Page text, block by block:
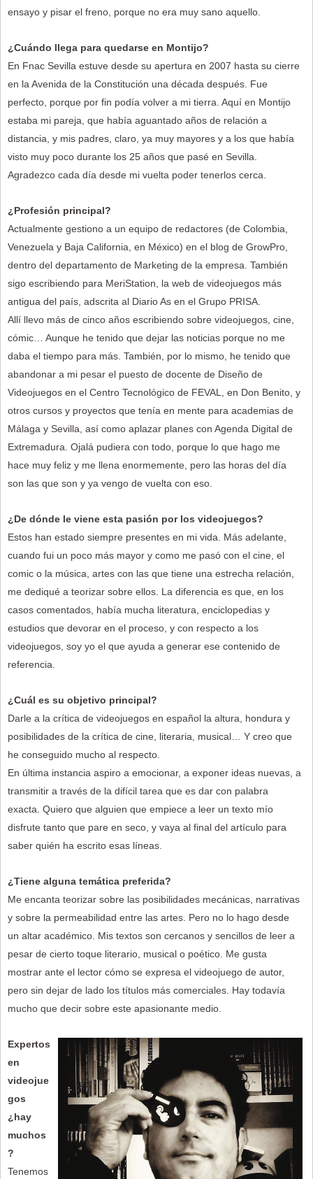
ensayo y pisar el freno, porque no era muy sano aquello.
¿Cuándo llega para quedarse en Montijo?
En Fnac Sevilla estuve desde su apertura en 2007 hasta su cierre
en la Avenida de la Constitución una década después. Fue
perfecto, porque por fin podía volver a mi tierra. Aquí en Montijo
estaba mi pareja, que había aguantado años de relación a
distancia, y mis padres, claro, ya muy mayores y a los que había
visto muy poco durante los 25 años que pasé en Sevilla.
Agradezco cada día desde mi vuelta poder tenerlos cerca.
¿Profesión principal?
Actualmente gestiono a un equipo de redactores (de Colombia,
Venezuela y Baja California, en México) en el blog de GrowPro,
dentro del departamento de Marketing de la empresa. También
sigo escribiendo para MeriStation, la web de videojuegos más
antigua del país, adscrita al Diario As en el Grupo PRISA.
Allí llevo más de cinco años escribiendo sobre videojuegos, cine,
cómic… Aunque he tenido que dejar las noticias porque no me
daba el tiempo para más. También, por lo mismo, he tenido que
abandonar a mi pesar el puesto de docente de Diseño de
Videojuegos en el Centro Tecnológico de FEVAL, en Don Benito, y
otros cursos y proyectos que tenía en mente para academias de
Málaga y Sevilla, así como aplazar planes con Agenda Digital de
Extremadura. Ojalá pudiera con todo, porque lo que hago me
hace muy feliz y me llena enormemente, pero las horas del día
son las que son y ya vengo de vuelta con eso.
¿De dónde le viene esta pasión por los videojuegos?
Estos han estado siempre presentes en mi vida. Más adelante,
cuando fui un poco más mayor y como me pasó con el cine, el
comic o la música, artes con las que tiene una estrecha relación,
me dediqué a teorizar sobre ellos. La diferencia es que, en los
casos comentados, había mucha literatura, enciclopedias y
estudios que devorar en el proceso, y con respecto a los
videojuegos, soy yo el que ayuda a generar ese contenido de
referencia.
¿Cuál es su objetivo principal?
Darle a la crítica de videojuegos en español la altura, hondura y
posibilidades de la crítica de cine, literaria, musical… Y creo que
he conseguido mucho al respecto.
En última instancia aspiro a emocionar, a exponer ideas nuevas, a
transmitir a través de la difícil tarea que es dar con palabra
exacta. Quiero que alguien que empiece a leer un texto mío
disfrute tanto que pare en seco, y vaya al final del artículo para
saber quién ha escrito esas líneas.
¿Tiene alguna temática preferida?
Me encanta teorizar sobre las posibilidades mecánicas, narrativas
y sobre la permeabilidad entre las artes. Pero no lo hago desde
un altar académico. Mis textos son cercanos y sencillos de leer a
pesar de cierto toque literario, musical o poético. Me gusta
mostrar ante el lector cómo se expresa el videojuego de autor,
pero sin dejar de lado los títulos más comerciales. Hay todavía
mucho que decir sobre este apasionante medio.
Expertos
en
videojue
gos
¿hay
muchos
?
Tenemos